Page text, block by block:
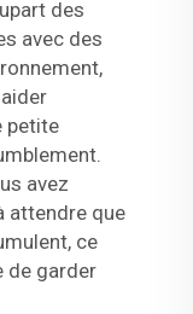
des
avec des
petite
avez
attendre que
ce
de garder